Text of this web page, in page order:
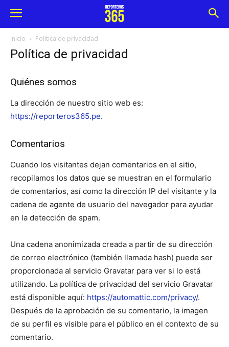
Inicio Política de privacidad
Política de privacidad
Quiénes somos
La dirección de nuestro sitio web es:
https://reporteros365.pe.
Comentarios
Cuando los visitantes dejan comentarios en el sitio,
recopilamos los datos que se muestran en el formulario
de comentarios, así como la dirección IP del visitante y la
cadena de agente de usuario del navegador para ayudar
en la detección de spam.
Una cadena anonimizada creada a partir de su dirección
de correo electrónico (también llamada hash) puede ser
proporcionada al servicio Gravatar para ver si lo está
utilizando. La política de privacidad del servicio Gravatar
está disponible aquí: https://automattic.com/privacy/.
Después de la aprobación de su comentario, la imagen
de su perfil es visible para el público en el contexto de su
comentario.